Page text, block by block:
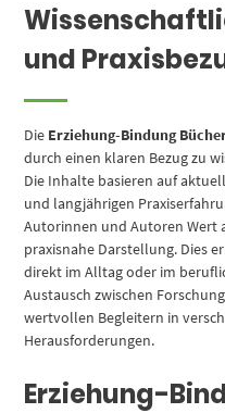
und
Die Erziehung-Bindung
durch einen klaren Bezug zu
Die Inhalte basieren auf
und langjährigen
Autorinnen und Autoren Wert
praxisnahe Darstellung. Dies
direkt im Alltag oder im
Austausch zwischen
wertvollen Begleitern in
Herausforderungen.
Erziehung-